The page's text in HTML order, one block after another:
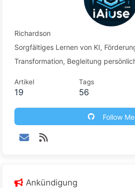
Richardson
Sorgfältiges Lernen von KI,
Transformation, Begleitung
Artikel
19
Tags
56
Follow Me
Ankündigung